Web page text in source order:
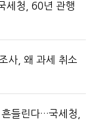
세청, 60년 관행
사, 왜 과세 취소
들린다…국세청,